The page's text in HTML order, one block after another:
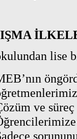
lise
ve